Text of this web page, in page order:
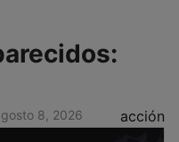
8, 2026 acción